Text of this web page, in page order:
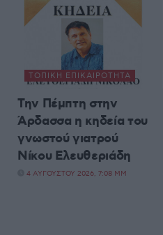
ΤΟΠΙΚΉ ΕΠΙΚΑΙΡΌΤΗΤΑ
Την Πέμπτη στην
Άρδασσα η κηδεία του
γνωστού γιατρού
Νίκου Ελευθεριάδη
4 ΑΥΓΟΎΣΤΟΥ 2026, 7:08 ΜΜ